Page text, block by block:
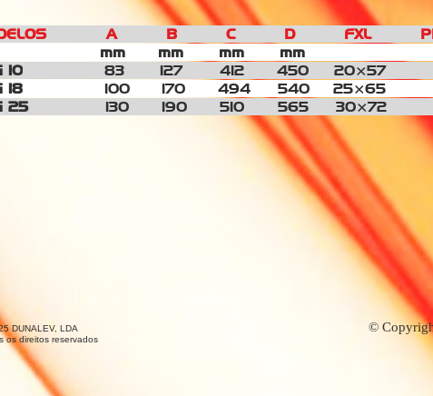
A B C D FXL
mm mm
mm mm
10 83 127 412 450 20×57
18
100 170 494 540 25×65
25
130 190 510 565 30×72
DUNALEV, LDA
os direitos reservados
©